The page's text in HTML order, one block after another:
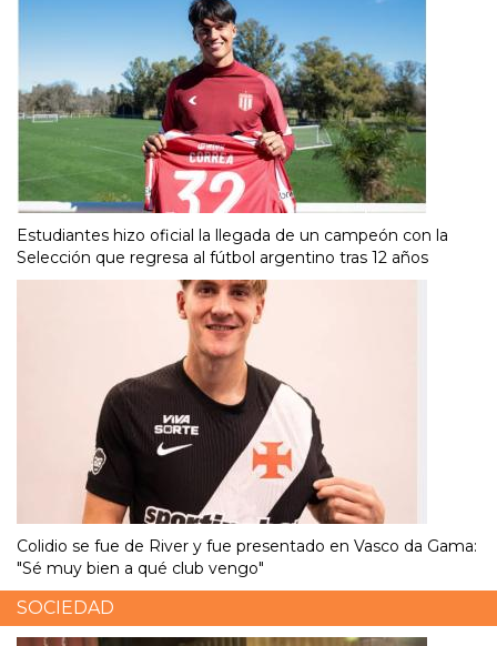
Estudiantes hizo oficial la llegada de un campeón con la
Selección que regresa al fútbol argentino tras 12 años
Colidio se fue de River y fue presentado en Vasco da Gama:
"Sé muy bien a qué club vengo"
SOCIEDAD